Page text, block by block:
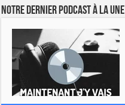
Notre dernier podcast à la une